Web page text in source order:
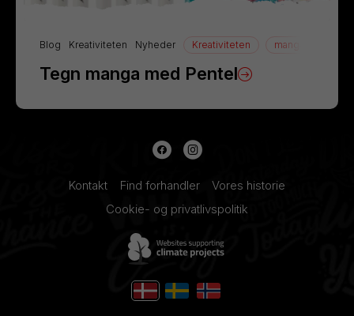
Blog Kreativiteten Nyheder Kreativiteten manga
Tegn manga med Pentel
Kontakt Find forhandler
Vores historie
Cookie- og privatlivspolitik